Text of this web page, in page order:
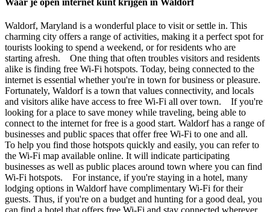
Waar je open internet kunt krijgen in Waldorf
Waldorf, Maryland is a wonderful place to visit or settle in. This
charming city offers a range of activities, making it a perfect spot for
tourists looking to spend a weekend, or for residents who are
starting afresh. One thing that often troubles visitors and residents
alike is finding free Wi-Fi hotspots. Today, being connected to the
internet is essential whether you're in town for business or pleasure.
Fortunately, Waldorf is a town that values connectivity, and locals
and visitors alike have access to free Wi-Fi all over town. If you're
looking for a place to save money while traveling, being able to
connect to the internet for free is a good start. Waldorf has a range of
businesses and public spaces that offer free Wi-Fi to one and all.
To help you find those hotspots quickly and easily, you can refer to
the Wi-Fi map available online. It will indicate participating
businesses as well as public places around town where you can find
Wi-Fi hotspots. For instance, if you're staying in a hotel, many
lodging options in Waldorf have complimentary Wi-Fi for their
guests. Thus, if you're on a budget and hunting for a good deal, you